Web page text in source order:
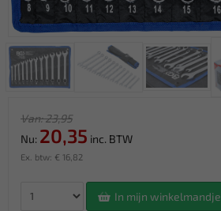
Van: 23,95
Nu: 20,35 inc. BTW
Ex. btw: € 16,82
In mijn winkelmandje